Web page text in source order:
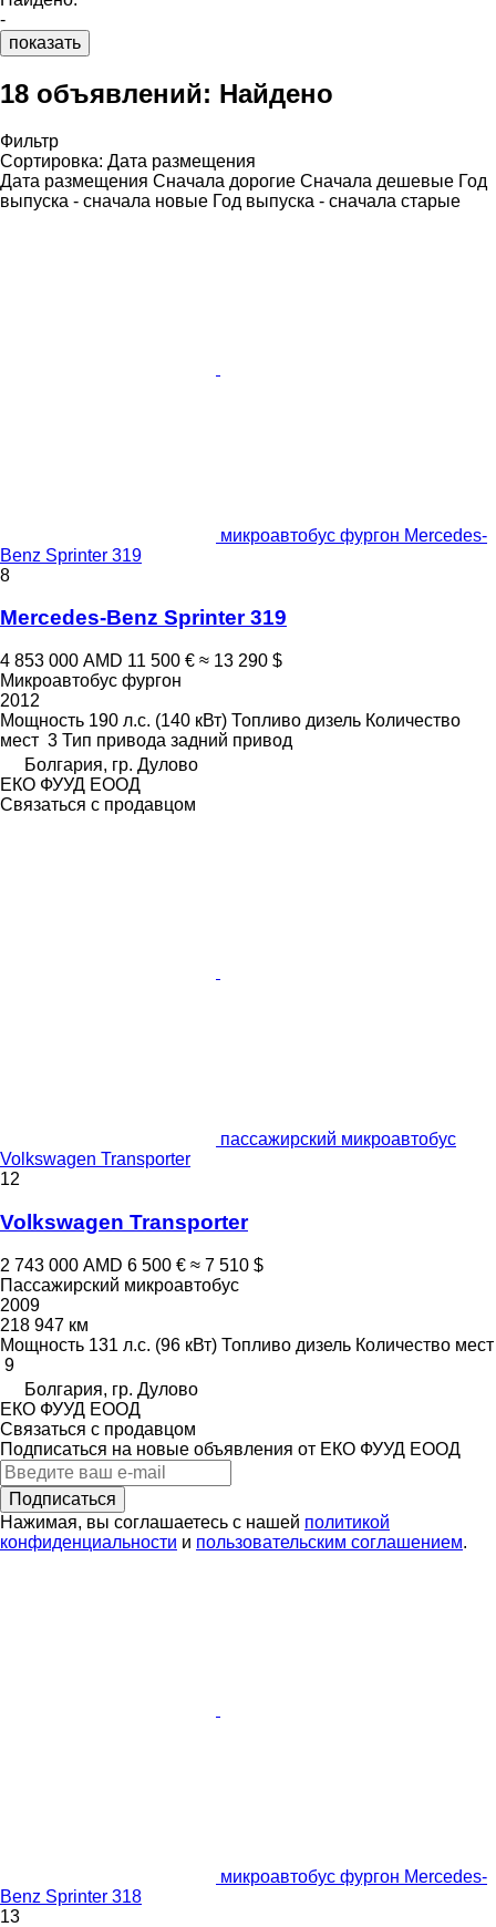
-
показать
18 объявлений: Найдено
Фильтр
Сортировка: Дата размещения
Дата размещения Сначала дорогие Сначала дешевые Год
выпуска - сначала новые Год выпуска - сначала старые
микроавтобус фургон Mercedes-
Benz Sprinter 319
8
Mercedes-Benz Sprinter 319
4 853 000 AMD 11 500 € ≈ 13 290 $
Микроавтобус фургон
2012
Мощность 190 л.с. (140 кВт) Топливо дизель Количество
мест 3 Тип привода задний привод
Болгария, гр. Дулово
ЕКО ФУУД ЕООД
Связаться с продавцом
пассажирский микроавтобус
Volkswagen Transporter
12
Volkswagen Transporter
2 743 000 AMD 6 500 € ≈ 7 510 $
Пассажирский микроавтобус
2009
218 947 км
Мощность 131 л.с. (96 кВт) Топливо дизель Количество мест
9
Болгария, гр. Дулово
ЕКО ФУУД ЕООД
Связаться с продавцом
Подписаться на новые объявления от ЕКО ФУУД ЕООД
Подписаться
Нажимая, вы соглашаетесь с нашей политикой
конфиденциальности и пользовательским соглашением.
микроавтобус фургон Mercedes-
Benz Sprinter 318
13